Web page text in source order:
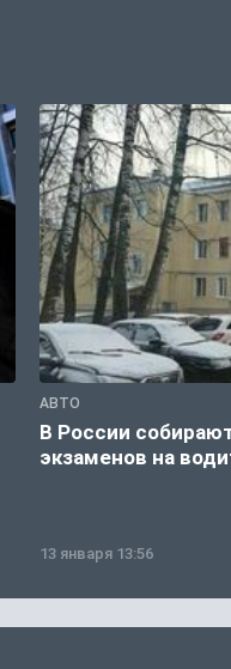
АВТО
В России
экзаменов на
13 января 13:56